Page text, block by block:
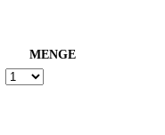
MENGE